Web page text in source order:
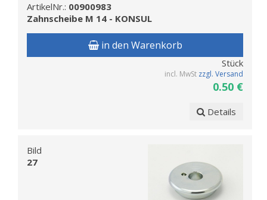
ArtikelNr.: 00900983
Zahnscheibe M 14 - KONSUL
in den Warenkorb
Stück
incl. MwSt zzgl. Versand
0.50 €
Details
Bild
27